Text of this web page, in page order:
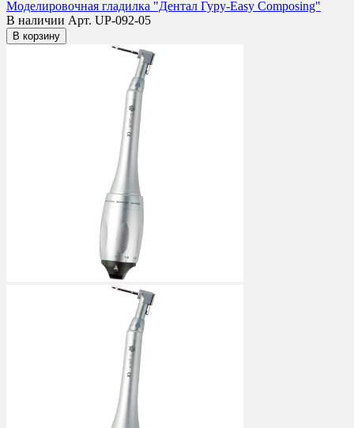
Моделировочная гладилка "Дентал Гуру-Easy Composing"
В наличии Арт. UP-092-05
В корзину